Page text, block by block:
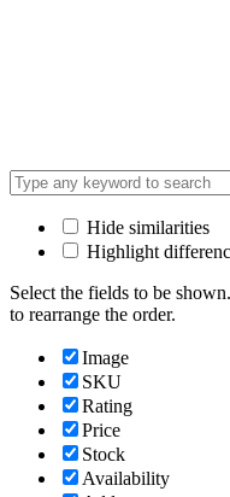
Hide similarities
Highlight
Select the fields to be
to rearrange the order.
Image
SKU
Rating
Price
Stock
Availability